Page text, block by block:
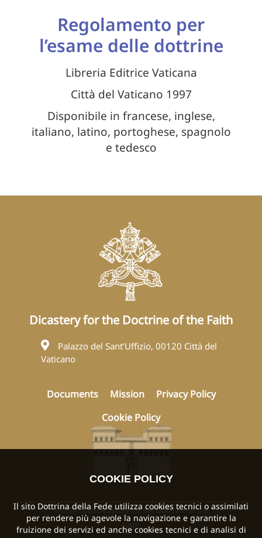
Regolamento per
l’esame delle dottrine
Libreria Editrice Vaticana
Città del Vaticano 1997
Disponibile in francese, inglese,
italiano, latino, portoghese, spagnolo
e tedesco
Dicastery for the Doctrine of the Faith
Palazzo del Sant’Uffizio, 00120 Città del
Vaticano
Documents Mission
Privacy Policy
Cookie Policy
©2024 2026 Dicastery for the Doctrine of the
Faith
COOKIE POLICY
Il sito Dottrina della Fede utilizza cookies tecnici o assimilati
per rendere più agevole la navigazione e garantire la
fruizione dei servizi ed anche cookies tecnici e di analisi di